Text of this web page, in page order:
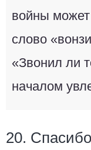
войны
слово
«Звонил ли
началом
20.